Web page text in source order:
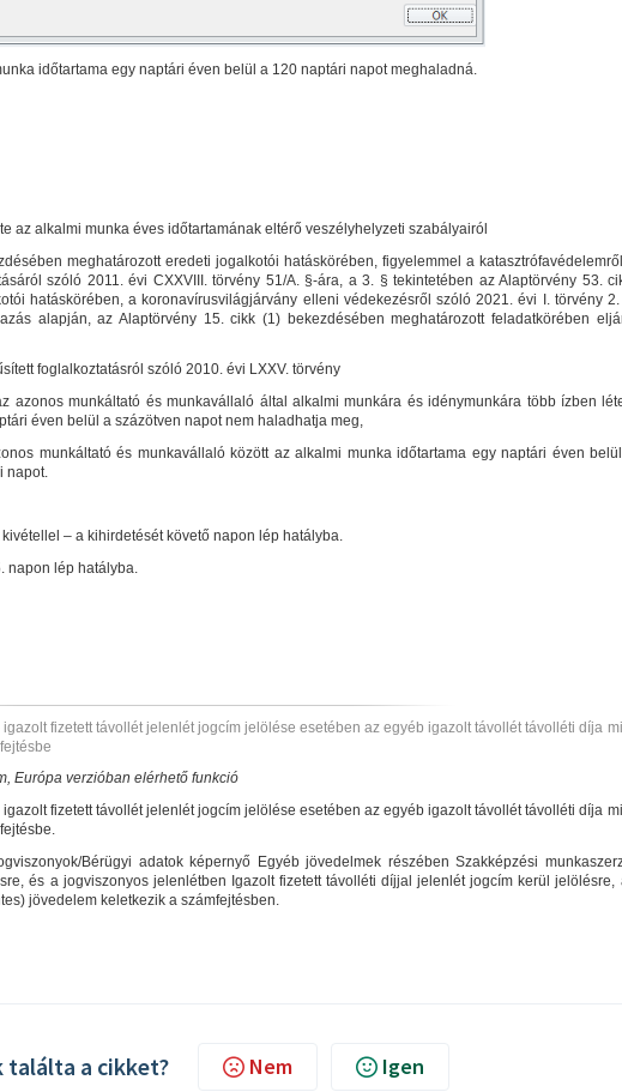
időtartama egy naptári éven belül a 120 naptári napot meghaladná.
az alkalmi munka éves időtartamának eltérő veszélyhelyzeti szabályairól
meghatározott eredeti jogalkotói hatáskörében, figyelemmel a
szóló 2011. évi CXXVIII. törvény 51/A. §-ára, a 3. § tekintetében az Alaptörvény 53.
hatáskörében, a koronavírusvilágjárvány elleni védekezésről szóló 2021. évi I. törvény
alapján, az Alaptörvény 15. cikk (1) bekezdésében meghatározott feladatkörében
foglalkoztatásról szóló 2010. évi LXXV. törvény
azonos munkáltató és munkavállaló által alkalmi munkára és idénymunkára több ízben
éven belül a százötven napot nem haladhatja meg,
munkáltató és munkavállaló között az alkalmi munka időtartama egy naptári éven
napot.
– a kihirdetését követő napon lép hatályba.
napon lép hatályba.
fizetett távollét jelenlét jogcím jelölése esetében az egyéb igazolt távollét távolléti díja
Európa verzióban elérhető funkció
fizetett távollét jelenlét jogcím jelölése esetében az egyéb igazolt távollét távolléti díja
Bérügyi adatok képernyő Egyéb jövedelmek részében Szakképzési
és a jogviszonyos jelenlétben Igazolt fizetett távolléti díjjal jelenlét jogcím kerül jelölésre,
jövedelem keletkezik a számfejtésben.
találta a cikket? Nem Igen